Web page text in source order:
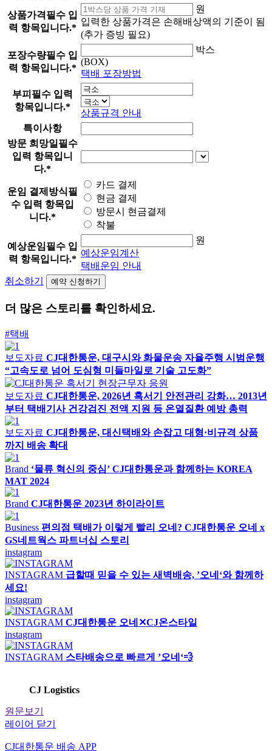
상품가격필수 입
력 항목입니다.*
원
입력한 상품가격은 손해배상액의 기준이 됨
(추가 증빙 필요)
포장수량필수 입
력 항목입니다.*
박스
(BOX)
택배 포장방법
부피 필수 입력
항목입니다.*
상품규격 안내
특이사항
방문 희망일필수
입력 항목입니
다.*
운임 결제방식필
수 입력 항목입
니다.*
카드 결제
현금 결제
방문시 현금결제
착불
예상운임필수 입
력 항목입니다.*
원
예상운임계산
택배운임 안내
취소하기
더 많은 스토리를 확인하세요.
#택배
보도자료 CJ대한통운, 대구시와 화물운송 자율주행 시범운행
“고속도로 넘어 도심형 미들마일로 기술 고도화”
보도자료 CJ대한통운, 2026년 혹서기 안전관리 강화… 2013년
부터 택배기사 건강검진 전액 지원 등 온열질환 예방 총력
보도자료 CJ대한통운, 대신택배와 손잡고 대형·비규격 상품
까지 배송 확대
Brand ‘물류 혁신의 중심’ CJ대한통운과 함께하는 KOREA
MAT 2024
Brand CJ대한통운 2023년 하이라이트
Business 편의점 택배가 이렇게 빨리 오네? CJ대한통운 오네 x
GS네트웍스 파트너십 스토리
instagram
INSTAGRAM 급할때 믿을 수 있는 새벽배송, ’오네‘와 함께하
세요!
instagram
INSTAGRAM CJ대한통운 오네✕CJ온스타일
instagram
INSTAGRAM 스타배송으로 빠르게 ’오네‘💨
CJ Logistics
원문보기
레이어 닫기
CJ대한통운 배송 APP